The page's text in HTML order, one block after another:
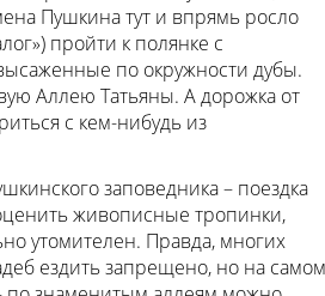
Пушкина тут и впрямь росло
пройти к полянке с
по окружности дубы.
Аллею Татьяны. А дорожка от
с кем-нибудь из
заповедника – поездка
живописные тропинки,
утомителен. Правда, многих
ездить запрещено, но на самом